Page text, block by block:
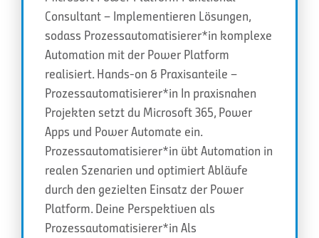
Consultant – Implementieren Lösungen,
sodass Prozessautomatisierer*in komplexe
Automation mit der Power Platform
realisiert. Hands-on & Praxisanteile –
Prozessautomatisierer*in In praxisnahen
Projekten setzt du Microsoft 365, Power
Apps und Power Automate ein.
Prozessautomatisierer*in übt Automation in
realen Szenarien und optimiert Abläufe
durch den gezielten Einsatz der Power
Platform. Deine Perspektiven als
Prozessautomatisierer*in Als